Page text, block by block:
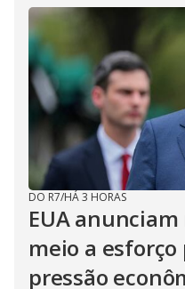
DO R7/HÁ 3 HORAS
EUA
meio a
pressão